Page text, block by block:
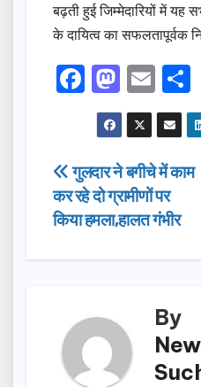
बढ़ती हुई जिम्मेदारियों में
के दायित्व का सफलतापूर्वक
F
a
c
e
b
o
M
a
st
o
d
o
E
m
ail
e
Post
navigation
गुलदार ने बगीचे में काम
कर रहे दो ग्रामीणों पर
किया हमला,हालत गंभीर
By